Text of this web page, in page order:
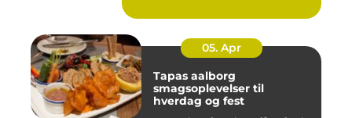
05. Apr
Tapas aalborg
smagsoplevelser til
hverdag og fest